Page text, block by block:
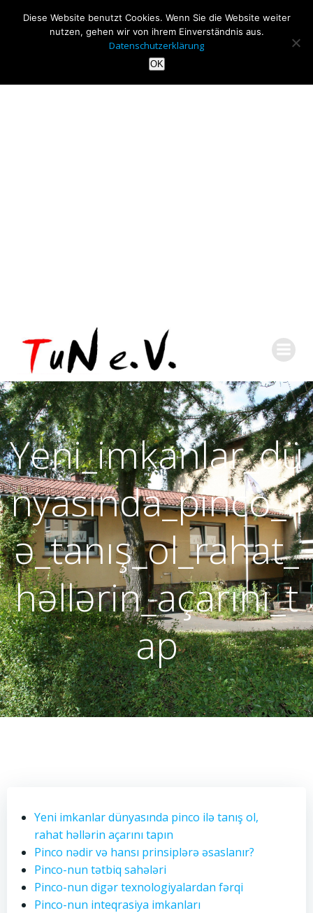
Yeni_imkanlar_dü
nyasında_pinco_il
ə_tanış_ol_rahat_
həllərin_açarını_t
ap
Yeni imkanlar dünyasında pinco ilə tanış ol,
rahat həllərin açarını tapın
Pinco nədir və hansı prinsiplərə əsaslanır?
Pinco-nun tətbiq sahələri
Pinco-nun digər texnologiyalardan fərqi
Pinco-nun inteqrasiya imkanları
Diese Website benutzt Cookies. Wenn Sie die Website weiter
nutzen, gehen wir von ihrem Einverständnis aus.
Datenschutzerklärung
OK